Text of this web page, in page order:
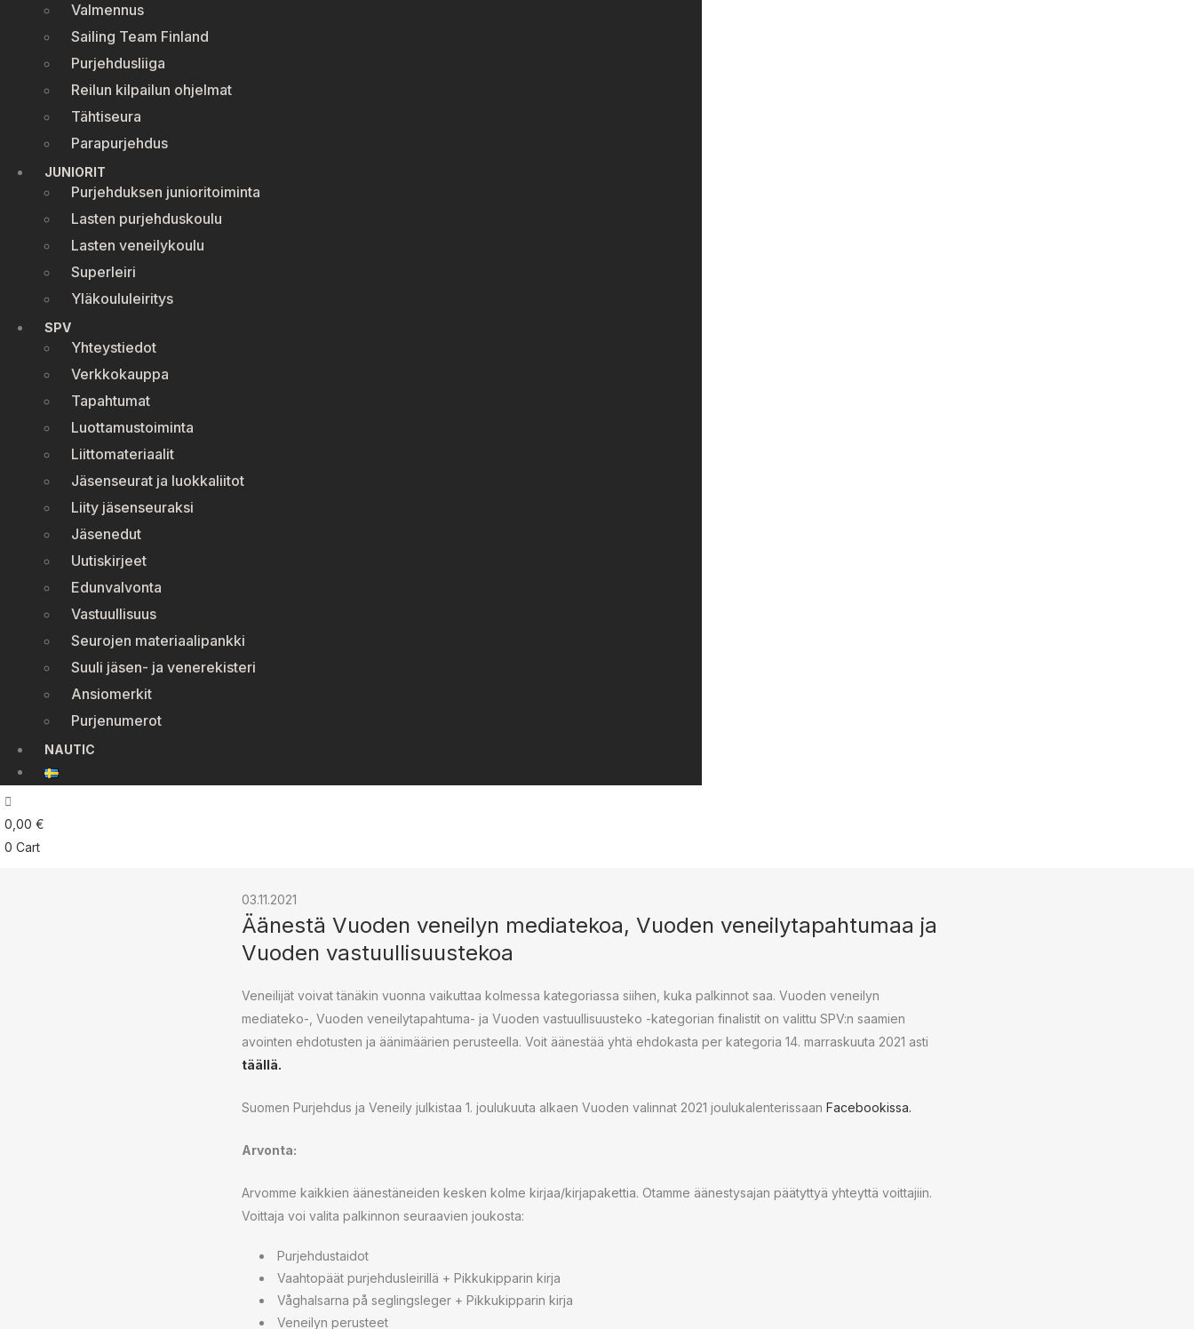
Valmennus
Sailing Team Finland
Purjehdusliiga
Reilun kilpailun ohjelmat
Tähtiseura
Parapurjehdus
JUNIORIT
Purjehduksen junioritoiminta
Lasten purjehduskoulu
Lasten veneilykoulu
Superleiri
Yläkoululeiritys
SPV
Yhteystiedot
Verkkokauppa
Tapahtumat
Luottamustoiminta
Liittomateriaalit
Jäsenseurat ja luokkaliitot
Liity jäsenseuraksi
Jäsenedut
Uutiskirjeet
Edunvalvonta
Vastuullisuus
Seurojen materiaalipankki
Suuli jäsen- ja venerekisteri
Ansiomerkit
Purjenumerot
NAUTIC
0,00 €
0 Cart
03.11.2021
Äänestä Vuoden veneilyn mediatekoa, Vuoden veneilytapahtumaa ja
Vuoden vastuullisuustekoa
Veneilijät voivat tänäkin vuonna vaikuttaa kolmessa kategoriassa siihen, kuka palkinnot saa. Vuoden veneilyn
mediateko-, Vuoden veneilytapahtuma- ja Vuoden vastuullisuusteko -kategorian finalistit on valittu SPV:n saamien
avointen ehdotusten ja äänimäärien perusteella. Voit äänestää yhtä ehdokasta per kategoria 14. marraskuuta 2021 asti
täällä.
Suomen Purjehdus ja Veneily julkistaa 1. joulukuuta alkaen Vuoden valinnat 2021 joulukalenterissaan Facebookissa.
Arvonta:
Arvomme kaikkien äänestäneiden kesken kolme kirjaa/kirjapakettia. Otamme äänestysajan päätyttyä yhteyttä voittajiin.
Voittaja voi valita palkinnon seuraavien joukosta:
Purjehdustaidot
Vaahtopäät purjehdusleirillä + Pikkukipparin kirja
Våghalsarna på seglingsleger + Pikkukipparin kirja
Veneilyn perusteet